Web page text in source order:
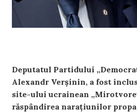
Deputatul Partidului
Alexandr Verșinin, a fost
site-ului ucrainean
răspândirea narațiunilor